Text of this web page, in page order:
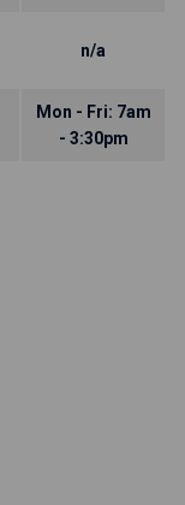
n/a
Mon - Fri: 7am
- 3:30pm